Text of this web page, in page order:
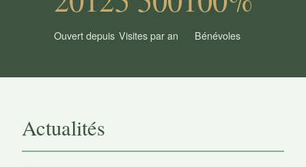
Ouvert depuis Visites par an Bénévoles
Actualités